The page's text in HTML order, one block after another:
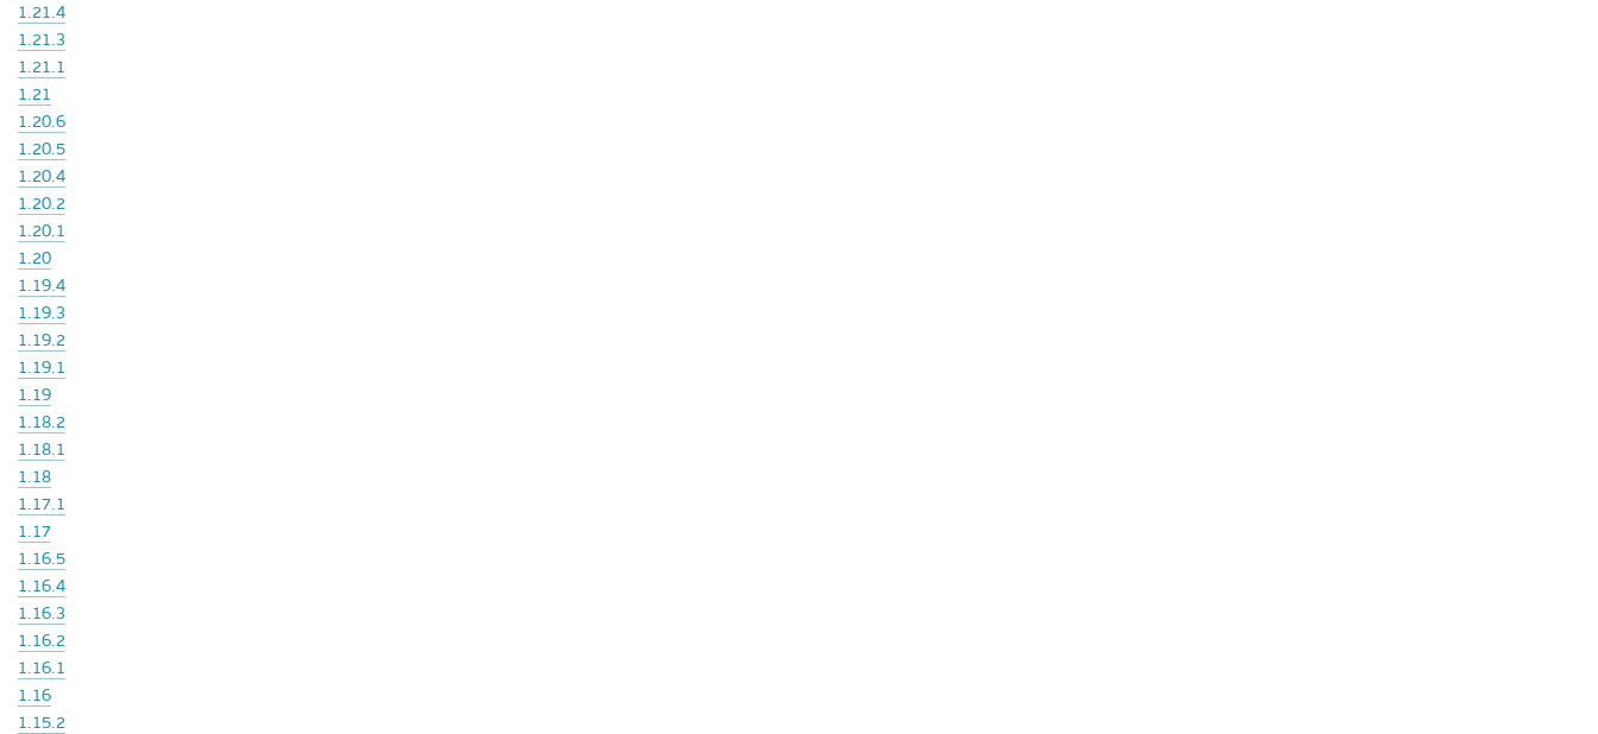
1.21.4
1.21.3
1.21.1
1.21
1.20.6
1.20.5
1.20.4
1.20.2
1.20.1
1.20
1.19.4
1.19.3
1.19.2
1.19.1
1.19
1.18.2
1.18.1
1.18
1.17.1
1.17
1.16.5
1.16.4
1.16.3
1.16.2
1.16.1
1.16
1.15.2